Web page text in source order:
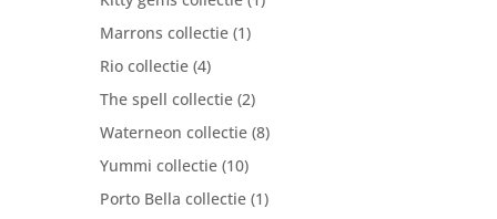
Marrons collectie (1)
Rio collectie (4)
The spell collectie (2)
Waterneon collectie (8)
Yummi collectie (10)
Porto Bella collectie (1)